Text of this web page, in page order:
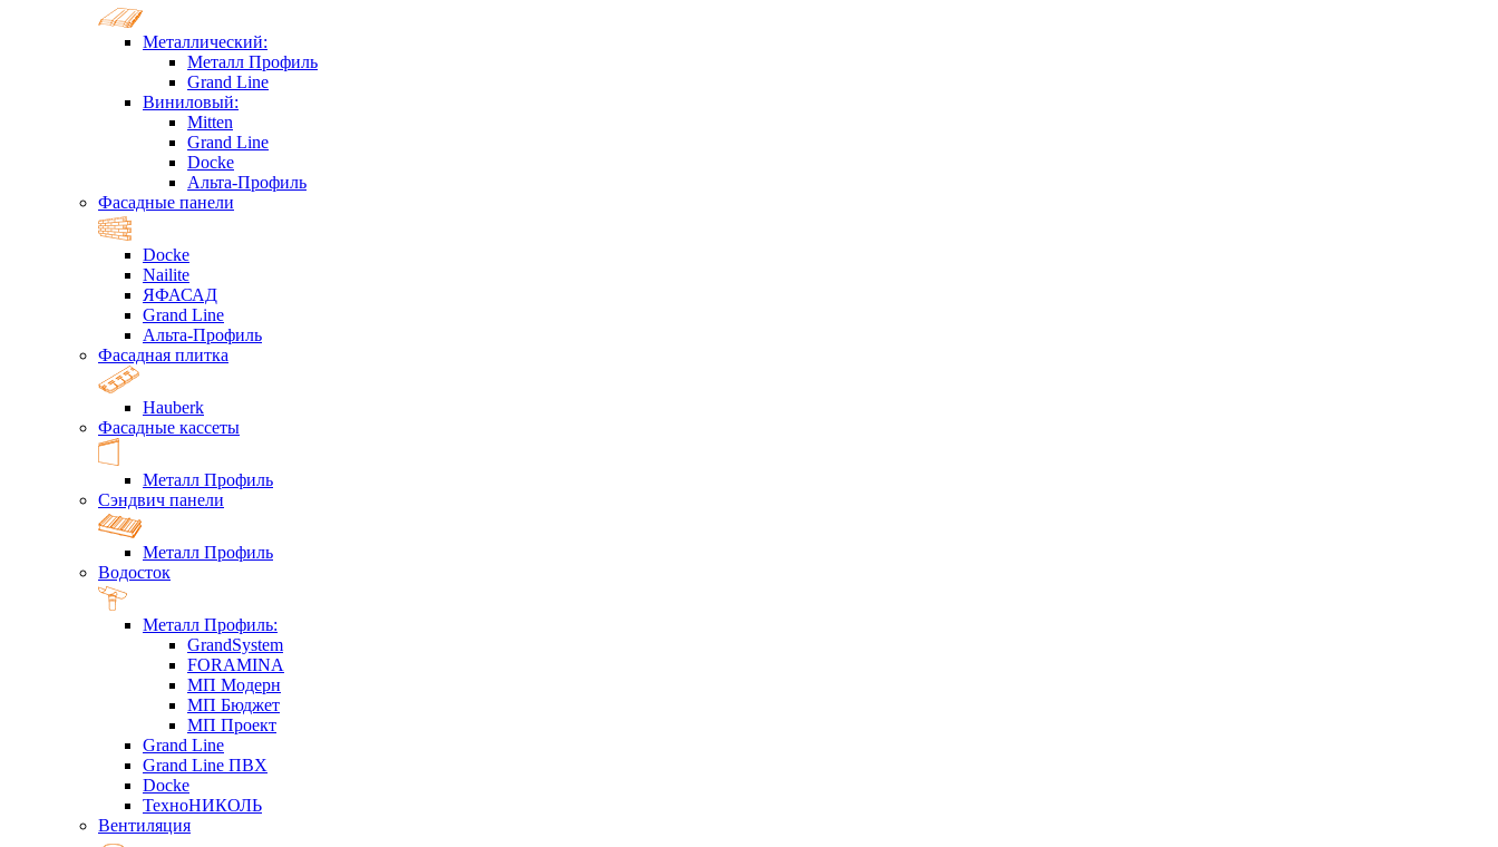
Металлический:
Металл Профиль
Grand Line
Виниловый:
Mitten
Grand Line
Docke
Альта-Профиль
Фасадные панели
Docke
Nailite
ЯФАСАД
Grand Line
Альта-Профиль
Фасадная плитка
Hauberk
Фасадные кассеты
Металл Профиль
Сэндвич панели
Металл Профиль
Водосток
Металл Профиль:
GrandSystem
FORAMINA
МП Модерн
МП Бюджет
МП Проект
Grand Line
Grand Line ПВХ
Docke
ТехноНИКОЛЬ
Вентиляция